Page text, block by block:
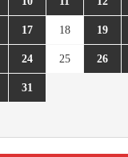
17 18 19
24 25 26
31